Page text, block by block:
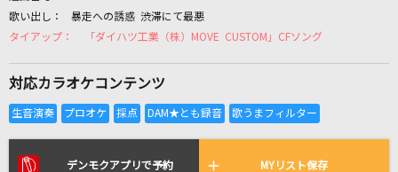
カラオケリクエスト
リアルタイムで歌われている曲の一覧
暴走への誘惑 渋滞にて最悪
「ダイハツ工業（株）MOVE CUSTOM」CFソング
対応カラオケコンテンツ
デンモクアプリで予約 MYリスト保存